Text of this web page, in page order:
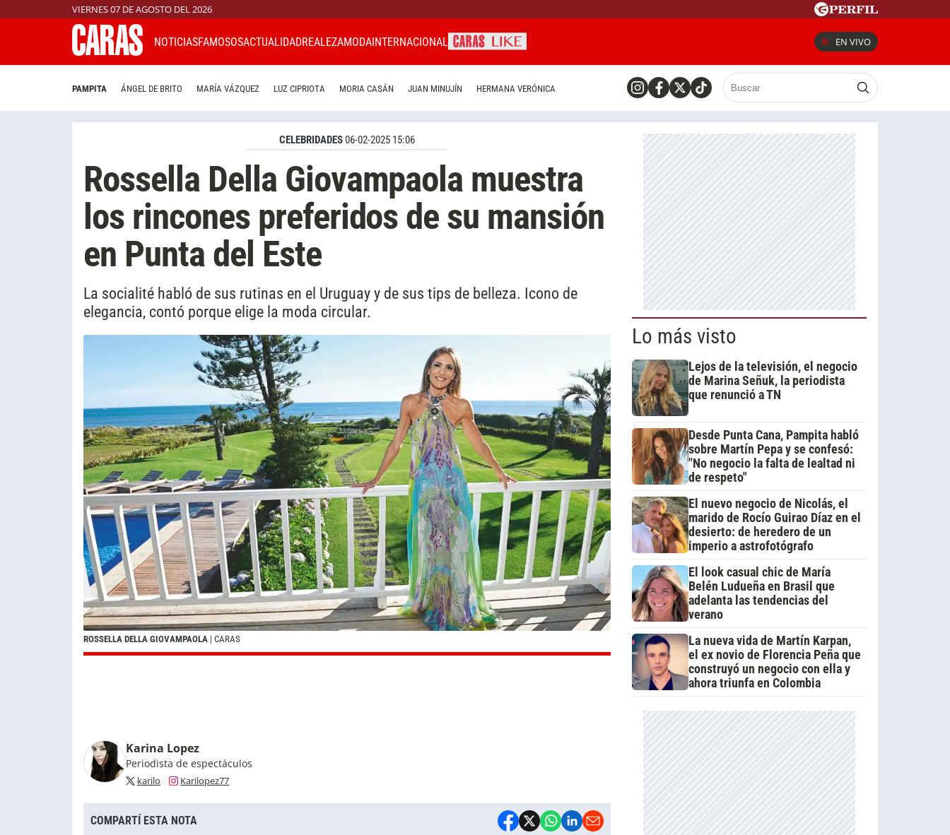
VIERNES 07 DE AGOSTO DEL 2026
NOTICIASFAMOSOSACTUALIDADREALEZAMODAINTERNACIONAL EN VIVO
PAMPITA ÁNGEL DE BRITO MARÍA VÁZQUEZ LUZ CIPRIOTA MORIA CASÁN JUAN MINUJÍN HERMANA VERÓNICA
CELEBRIDADES06-02-2025 15:06
Rossella Della Giovampaola muestra
los rincones preferidos de su mansión
en Punta del Este
La socialité habló de sus rutinas en el Uruguay y de sus tips de belleza. Icono de
elegancia, contó porque elige la moda circular.
ROSSELLA DELLA GIOVAMPAOLA | CARAS
Karina Lopez
Periodista de espectáculos
karilo Karilopez77
COMPARTÍ ESTA NOTA
Lo más visto
Lejos de la televisión, el negocio
de Marina Señuk, la periodista
que renunció a TN
Desde Punta Cana, Pampita habló
sobre Martín Pepa y se confesó:
"No negocio la falta de lealtad ni
de respeto"
El nuevo negocio de Nicolás, el
marido de Rocío Guirao Díaz en el
desierto: de heredero de un
imperio a astrofotógrafo
El look casual chic de María
Belén Ludueña en Brasil que
adelanta las tendencias del
verano
La nueva vida de Martín Karpan,
el ex novio de Florencia Peña que
construyó un negocio con ella y
ahora triunfa en Colombia